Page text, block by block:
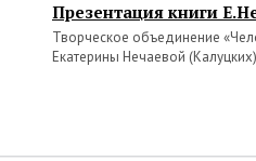
Презентация книги
Творческое объединение
Екатерины Нечаевой